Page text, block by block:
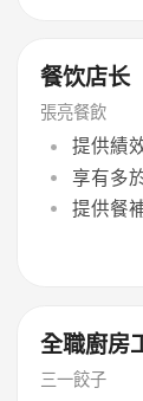
餐饮店长
張亮餐飲
提供績
享有多
提供餐
全職廚
三一餃子